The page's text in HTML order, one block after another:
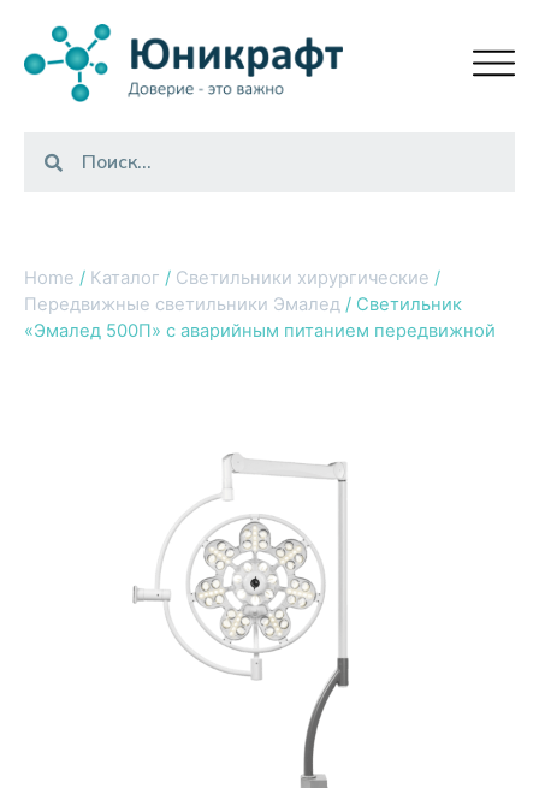
Home / Каталог / Светильники хирургические /
Передвижные светильники Эмалед / Светильник
«Эмалед 500П» с аварийным питанием передвижной